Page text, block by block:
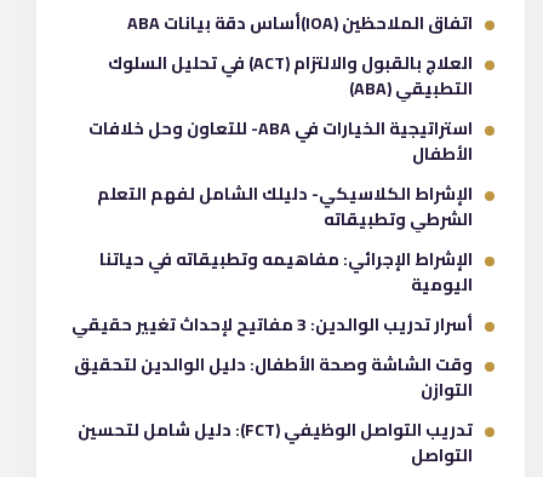
اتفاق الملاحظين (IOA)أساس دقة بيانات ABA
العلاج بالقبول والالتزام (ACT) في تحليل السلوك
التطبيقي (ABA)
استراتيجية الخيارات في ABA- للتعاون وحل خلافات
الأطفال
الإشراط الكلاسيكي- دليلك الشامل لفهم التعلم
الشرطي وتطبيقاته
الإشراط الإجرائي: مفاهيمه وتطبيقاته في حياتنا
اليومية
أسرار تدريب الوالدين: 3 مفاتيح لإحداث تغيير حقيقي
وقت الشاشة وصحة الأطفال: دليل الوالدين لتحقيق
التوازن
تدريب التواصل الوظيفي (FCT): دليل شامل لتحسين
التواصل